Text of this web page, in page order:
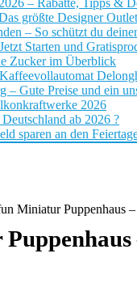
– Rabatte, Tipps &
größte Designer
– So schützt du
Starten und
Zucker im Überblick
– Gute Preise und ein
2026
ab 2026 ?
sparen an den
Miniatur Puppenhaus